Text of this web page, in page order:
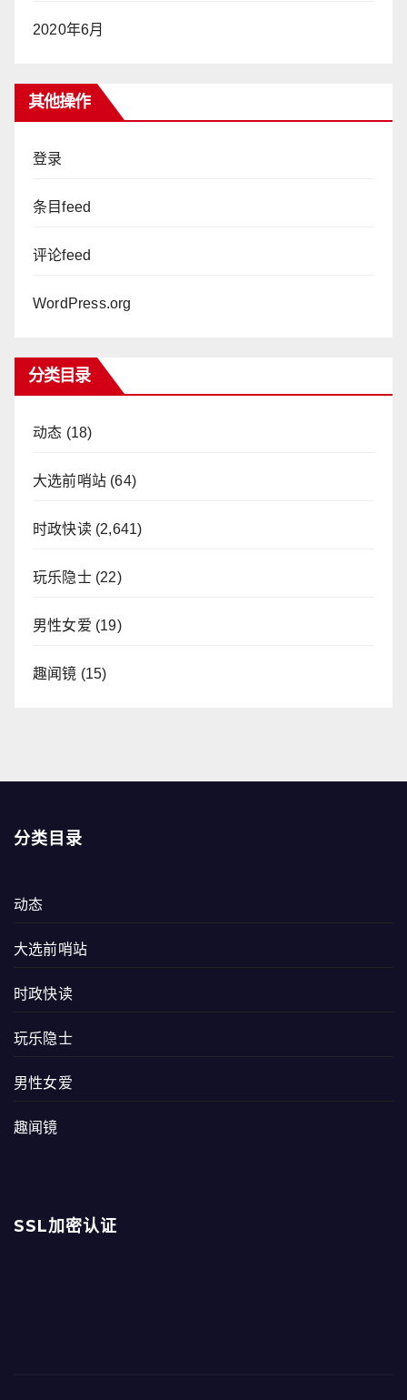
2020年6月
其他操作
登录
条目feed
评论feed
WordPress.org
分类目录
动态 (18)
大选前哨站 (64)
时政快读(2,641)
玩乐隐士(22)
男性女爱 (19)
趣闻镜 (15)
分类目录
动态
大选前哨站
时政快读
玩乐隐士
男性女爱
趣闻镜
SSL加密认证